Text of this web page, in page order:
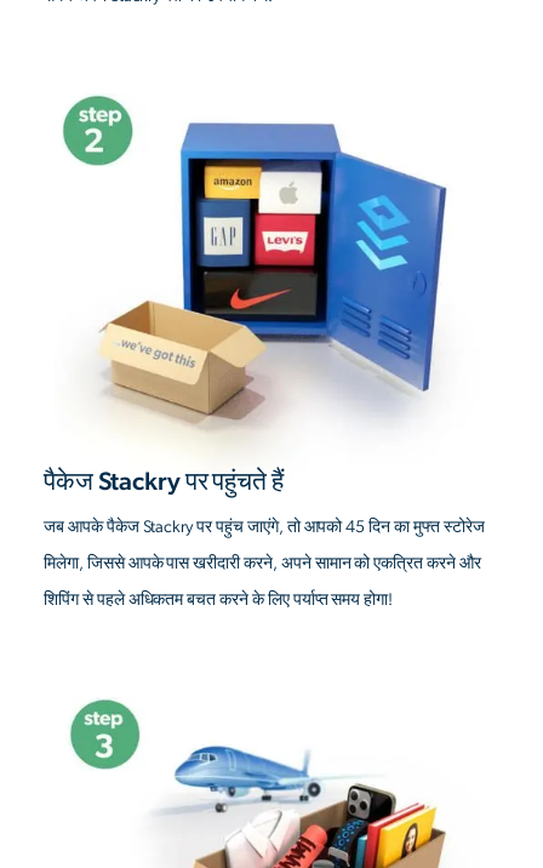
पैकेज Stackry पर पहुंचते हैं
जब आपके पैकेज Stackry पर पहुंच जाएंगे, तो आपको 45 दिन का मुफ्त स्टोरेज
मिलेगा, जिससे आपके पास खरीदारी करने, अपने सामान को एकत्रित करने और
शिपिंग से पहले अधिकतम बचत करने के लिए पर्याप्त समय होगा!